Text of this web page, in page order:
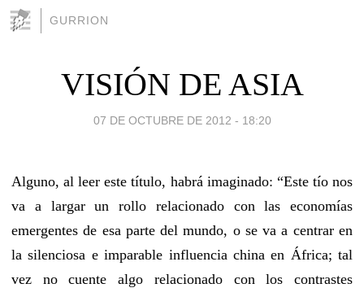
GURRION
VISIÓN DE ASIA
07 DE OCTUBRE DE 2012 - 18:20
Alguno, al leer este título, habrá imaginado: “Este tío nos
va a largar un rollo relacionado con las economías
emergentes de esa parte del mundo, o se va a centrar en
la silenciosa e imparable influencia china en África; tal
vez no cuente algo relacionado con los contrastes